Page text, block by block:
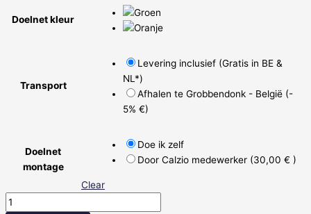
Doelnet kleur
Transport
Levering inclusief (Gratis in BE &
NL*)
Afhalen te Grobbendonk - België (-
5% €)
Doelnet
montage
Doe ik zelf
Door Calzio medewerker (30,00 € )
Clear